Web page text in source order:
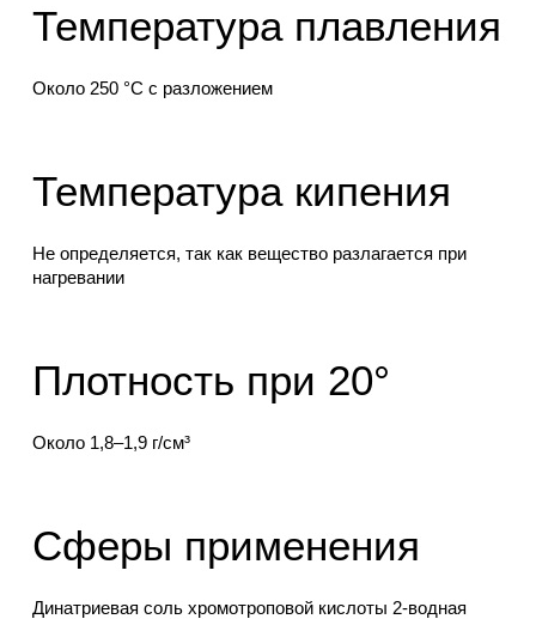
Температура плавления
Около 250 °C с разложением
Температура кипения
Не определяется, так как вещество разлагается при
нагревании
Плотность при 20°
Около 1,8–1,9 г/см³
Сферы применения
Динатриевая соль хромотроповой кислоты 2-водная